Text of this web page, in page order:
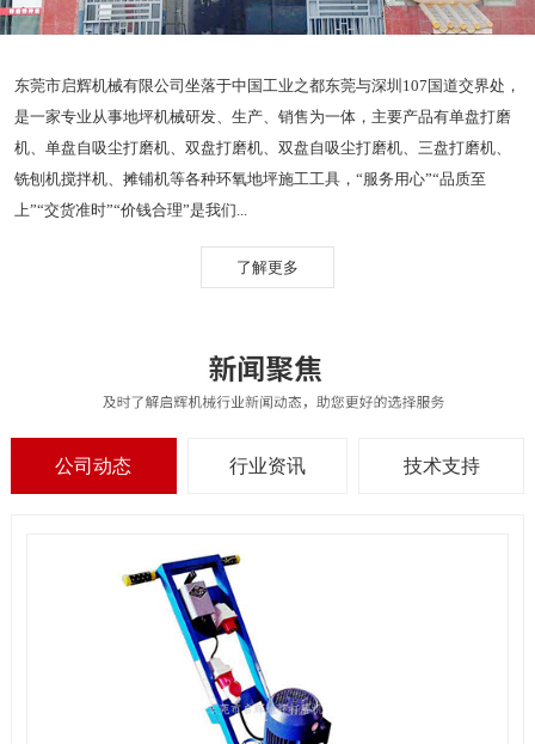
东莞市启辉机械有限公司坐落于中国工业之都东莞与深圳107国道交界处，
是一家专业从事地坪机械研发、生产、销售为一体，主要产品有单盘打磨
机、单盘自吸尘打磨机、双盘打磨机、双盘自吸尘打磨机、三盘打磨机、
铣刨机搅拌机、摊铺机等各种环氧地坪施工工具，“服务用心”“品质至
上”“交货准时”“价钱合理”是我们...
了解更多
公司动态 行业资讯 技术支持